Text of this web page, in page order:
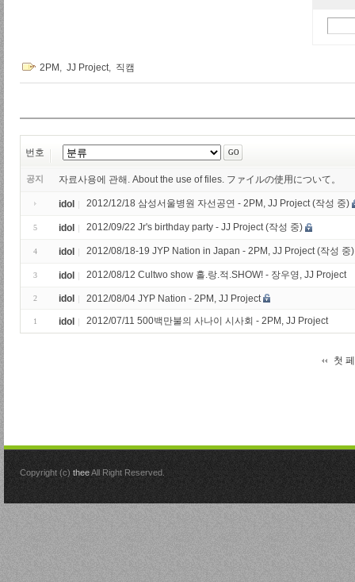
2PM , JJ Project, 직캠
번호
공지 자료사용에 관해. About the use of files. ファイルの使用について。
idol 2012/12/18 삼성서울병원 자선공연 - 2PM, JJ Project (작성 중)
5 idol 2012/09/22 Jr's birthday party - JJ Project (작성 중)
4 idol 2012/08/18-19 JYP Nation in Japan - 2PM, JJ Project (작성 중)
3 idol 2012/08/12 Cultwo show 홀.랑.적.SHOW! - 장우영, JJ Project
2 idol 2012/08/04 JYP Nation - 2PM, JJ Project
1 idol 2012/07/11 500백만불의 사나이 시사회 - 2PM, JJ Project
첫
Copyright (c) theeAll Right Reserved.